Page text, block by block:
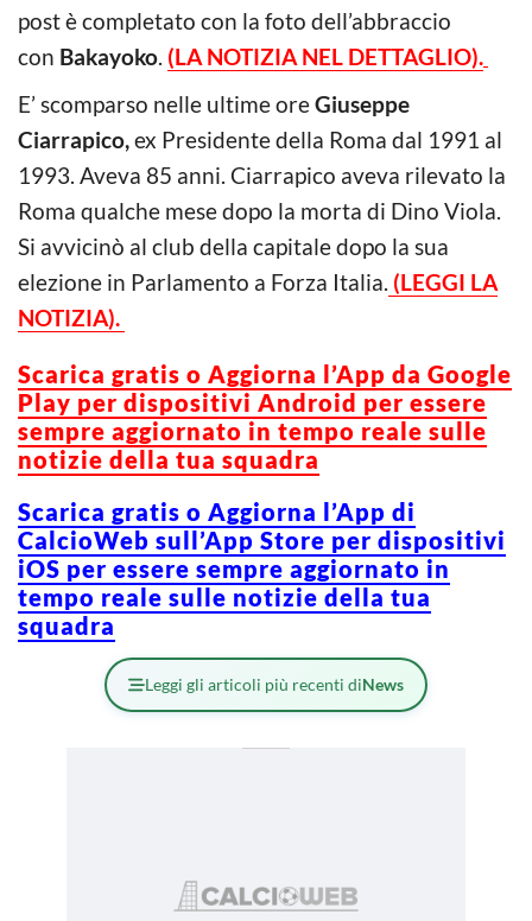
post è completato con la foto dell’abbraccio
con Bakayoko. (LA NOTIZIA NEL DETTAGLIO).
E’ scomparso nelle ultime oreGiuseppe
Ciarrapico,ex Presidente della Roma dal 1991 al
1993. Aveva 85 anni. Ciarrapico aveva rilevato la
Roma qualche mese dopo la morta di Dino Viola.
Si avvicinò al club della capitale dopo la sua
elezione in Parlamento a Forza Italia. (LEGGI LA
NOTIZIA).
Scarica gratis o Aggiorna l’App da Google
Play per dispositivi Android per essere
sempre aggiornato in tempo reale sulle
notizie della tua squadra
Scarica gratis o Aggiorna l’App di
CalcioWeb sull’App Store per dispositivi
iOS per essere sempre aggiornato in
tempo reale sulle notizie della tua
squadra
Leggi gli articoli più recenti diNews